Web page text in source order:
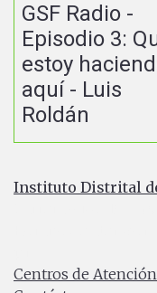
GSF Radio -
Episodio 3:
estoy
aquí - Luis
Roldán
Instituto Distrital
Centros de Atención